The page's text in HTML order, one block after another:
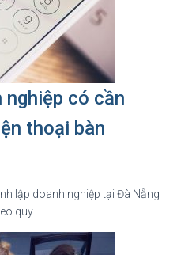
có cần
thoại bàn
lập doanh nghiệp tại Đà Nẵng
quy …